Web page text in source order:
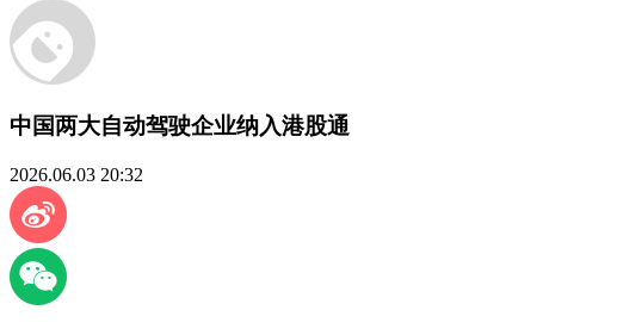
中国两大自动驾驶企业纳入港股通
2026.06.03 20:32